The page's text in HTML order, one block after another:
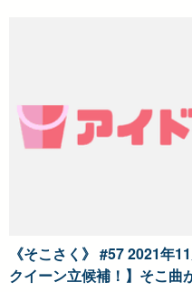
《そこさく》 #57 2021年
クイーン立候補！】そこ曲